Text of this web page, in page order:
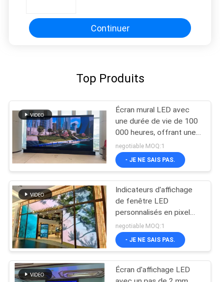
Continuer
Top Produits
Écran mural LED avec
une durée de vie de 100
000 heures, offrant une
taille de boîtier unitaire
de 640x640mm,
performance pour les
concert et les lieux
publics
negotiable MOQ:1
- JE NE SAIS PAS.
Indicateurs d'affichage
de fenêtre LED
personnalisés en pixel
pitch Cadre en aluminium
Conception transparente
Solutions d'affichage
luminosité
negotiable MOQ:1
- JE NE SAIS PAS.
Écran d'affichage LED